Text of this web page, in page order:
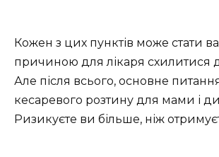
Кожен з цих пунктів може стати
причиною для лікаря схилитися
Але після всього, основне
кесаревого розтину для мами і
Ризикуєте ви більше, ніж